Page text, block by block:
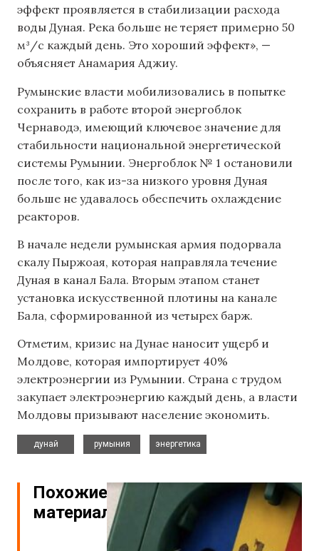
эффект проявляется в стабилизации расхода
воды Дуная. Река больше не теряет примерно 50
м³/с каждый день. Это хороший эффект», —
объясняет Анамария Аджиу.
Румынские власти мобилизовались в попытке
сохранить в работе второй энергоблок
Чернаводэ, имеющий ключевое значение для
стабильности национальной энергетической
системы Румынии. Энергоблок № 1 остановили
после того, как из-за низкого уровня Дуная
больше не удавалось обеспечить охлаждение
реакторов.
В начале недели румынская армия подорвала
скалу Пыржоая, которая направляла течение
Дуная в канал Бала. Вторым этапом станет
установка искусственной плотины на канале
Бала, сформированной из четырех барж.
Отметим, кризис на Дунае наносит ущерб и
Молдове, которая импортирует 40%
электроэнергии из Румынии. Страна с трудом
закупает электроэнергию каждый день, а власти
Молдовы призывают население экономить.
дунай
румыния
энергетика
Похожие
материалы